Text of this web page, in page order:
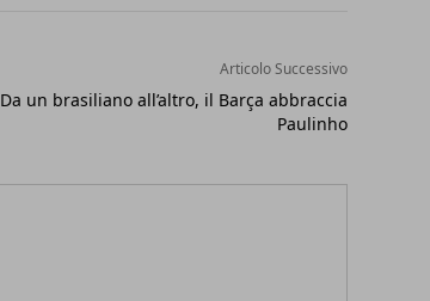
Articolo Successivo
Da un brasiliano all’altro, il Barça abbraccia
Paulinho